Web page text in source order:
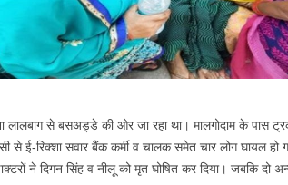
लालबाग से बसअड्डे की ओर जा रहा था। मालगोदाम के पास
से ई-रिक्शा सवार बैंक कर्मी व चालक समेत चार लोग घायल
ने दिगन सिंह व नीलू को मृत घोषित कर दिया। जबकि दो